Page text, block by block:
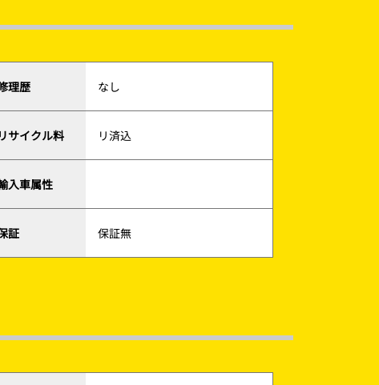
理歴 なし
リサイクル料 リ済込
入車属性
証 保証無